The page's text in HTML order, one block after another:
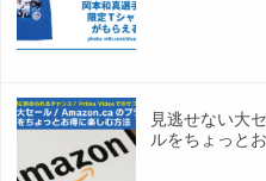
見逃せない大
ルをちょっと